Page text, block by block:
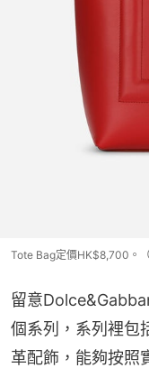
Tote Bag定價HK$8,700。
留意
個系列，系列裡包
革配飾，能夠按照